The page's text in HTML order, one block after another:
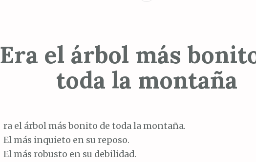
Era el árbol más
toda la montaña
ra el árbol más bonito de toda la montaña.
El más inquieto en su reposo.
El más robusto en su debilidad.